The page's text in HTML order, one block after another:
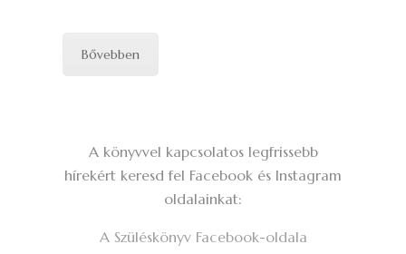
Bővebben
A könyvvel kapcsolatos legfrissebb
hírekért keresd fel Facebook és Instagram
oldalainkat:
A Szüléskönyv Facebook-oldala